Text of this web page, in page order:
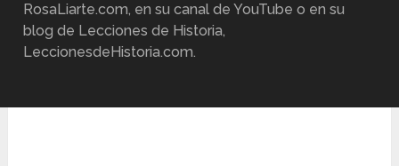
RosaLiarte.com, en su canal de YouTube o en su
blog de Lecciones de Historia,
LeccionesdeHistoria.com.